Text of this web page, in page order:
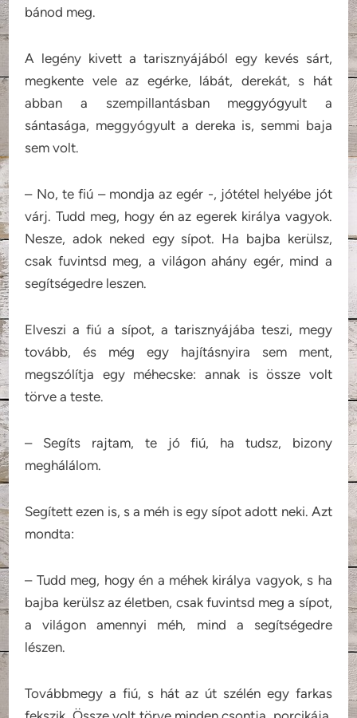
bánod meg.
A legény kivett a tarisznyájából egy kevés sárt,
megkente vele az egérke, lábát, derekát, s hát
abban a szempillantásban meggyógyult a
sántasága, meggyógyult a dereka is, semmi baja
sem volt.
– No, te fiú – mondja az egér -, jótétel helyébe jót
várj. Tudd meg, hogy én az egerek királya vagyok.
Nesze, adok neked egy sípot. Ha bajba kerülsz,
csak fuvintsd meg, a világon ahány egér, mind a
segítségedre leszen.
Elveszi a fiú a sípot, a tarisznyájába teszi, megy
tovább, és még egy hajításnyira sem ment,
megszólítja egy méhecske: annak is össze volt
törve a teste.
– Segíts rajtam, te jó fiú, ha tudsz, bizony
meghálálom.
Segített ezen is, s a méh is egy sípot adott neki. Azt
mondta:
– Tudd meg, hogy én a méhek királya vagyok, s ha
bajba kerülsz az életben, csak fuvintsd meg a sípot,
a világon amennyi méh, mind a segítségedre
lészen.
Továbbmegy a fiú, s hát az út szélén egy farkas